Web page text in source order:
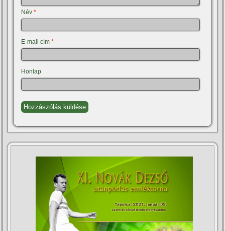
Név*
E-mail cím*
Honlap